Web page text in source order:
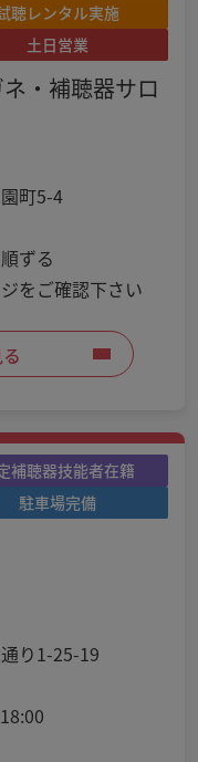
聴レンタル実施
土日営業
・補聴器サロ
町5-4
ずる
をご確認下さい
補聴器技能者在籍
駐車場完備
り1-25-19